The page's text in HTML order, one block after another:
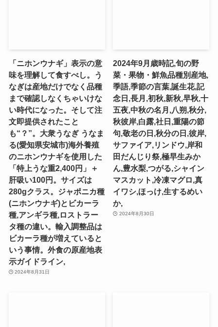
「ニホンウナギ」表示の意
味を理解して食すべし。う
なぎは産地だけでなく品種
まで確認しなくちゃいけな
い時代になった。そして注
文即提供されたこと
も“？”。大衆うなぎ うなま
る(愛知県安城市)海外養殖
のニホンウナギを使用した
「特上うな重2,400円」＋
肝吸い100円。サイズは
280gクラス。ジャポニカ種
(ニホンウナギ)とビカーラ
種,アンギラ種,ロストラー
タ種の違い。輸入調整品は
ビカーラ種が増えていると
いう事情。外食の原産地表
示ガイドライン,
2024年8月31日
2024年9月歳時記,旬の野
菜・果物・鮮魚品種別産地,
季語,季節の言葉,誕生花,記
念日,長月,初秋,新秋,早秋,十
五夜,中秋の名月,八朔,秋分,
秋彼岸,白露,社日,重陽の節
句,敬老の日,秋分の日,彼岸,
サファイア,リンドウ,岸和
田だんじり祭,極早生みか
ん,豊水梨,つがる,シャイン
マスカット,冷凍マグロ,真
イワシ,ほっけ,生するめい
か,
2024年8月30日